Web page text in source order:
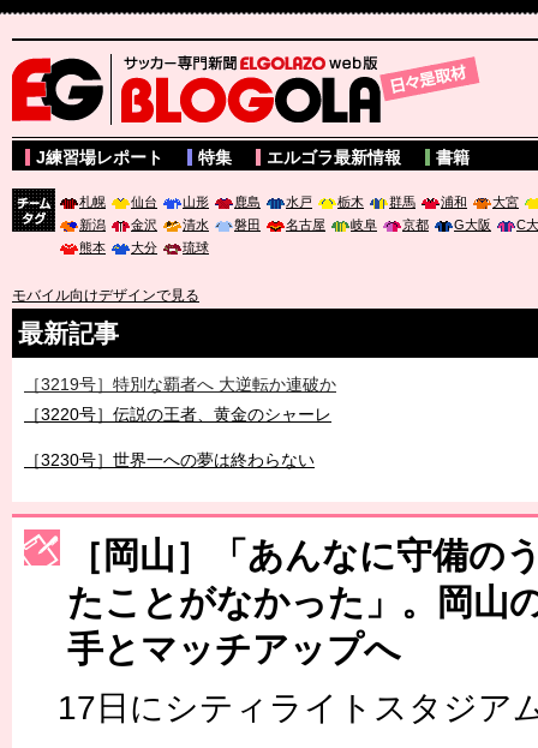
サッカー専門新聞ELGOLAZO web版 BLOGOLA
J練習場レポート 特集 エルゴラ最新情報 書籍
札幌 仙台 山形 鹿島 水戸 栃木 群馬 浦和
大宮
新潟
金沢 清水 磐田 名古屋 岐阜 京都 G大阪
C
熊本
大分 琉球
モバイル向けデザインで見る
最新記事
［3219号］特別な覇者へ 大逆転か連破か
［3220号］伝説の王者、黄金のシャーレ
［3230号］世界一への夢は終わらない
［3223号］一丸。日本出陣
［3222号］史上最大のW杯開幕 注目は「個」
長谷川 アーリアジャスールさんがシンポジウム「気候変動から命
［岡山］「あんなに守備の
たことがなかった」。岡山
手とマッチアップへ
17日にシティライトスタジア